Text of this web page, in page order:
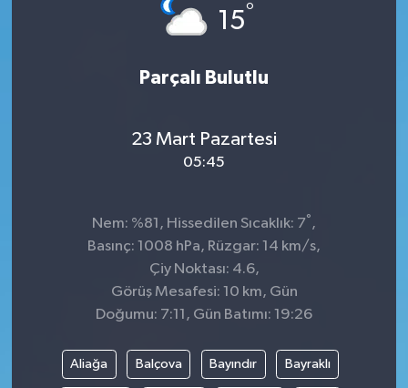
15°
Parçalı Bulutlu
23 Mart Pazartesi
05:45
Nem: %81, Hissedilen Sıcaklık: 7°,
Basınç: 1008 hPa, Rüzgar: 14 km/s,
Çiy Noktası: 4.6,
Görüş Mesafesi: 10 km, Gün
Doğumu: 7:11, Gün Batımı: 19:26
Aliağa Balçova Bayındır Bayraklı